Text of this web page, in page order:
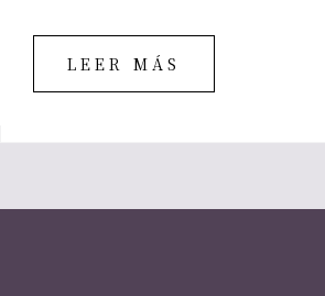
LEER MÁS